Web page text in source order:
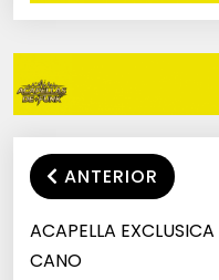
ANTERIOR
ACAPELLA
CANO